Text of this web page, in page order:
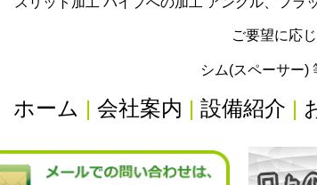
ご要望に応
シム(スペーサー)
ホーム | 会社案内 | 設備紹介 |